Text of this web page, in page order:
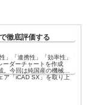
徹底評価する
」「連携性」「効率性」
ーダーチャートを作成
。今回は純国産の機械／
ア「iCAD SX」を取り上